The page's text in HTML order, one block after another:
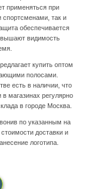
применяться при
спортсменами, так и
обеспечивается
видимость
купить оптом
полосами.
есть в наличии, что
в магазинах регулярно
в городе Москва.
по указанным на
доставки и
логотипа.